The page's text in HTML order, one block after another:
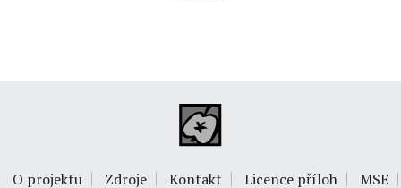
O projektu Zdroje Kontakt Licence příloh MSE